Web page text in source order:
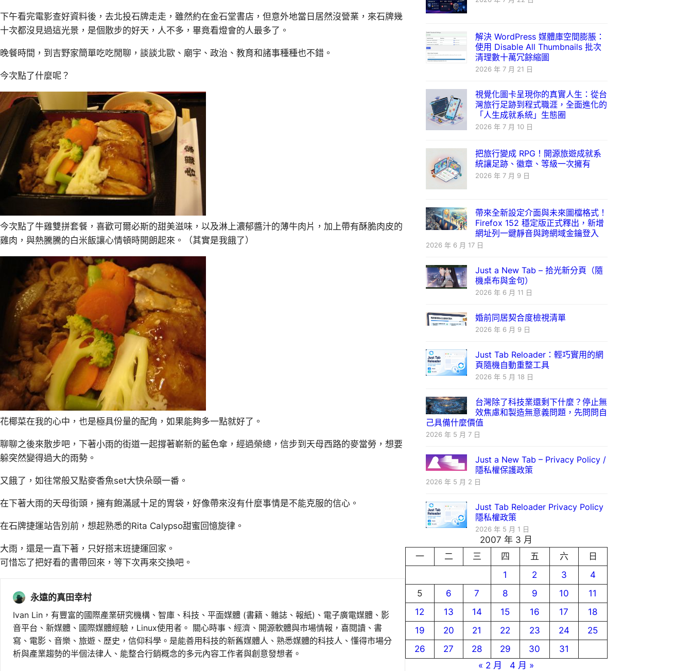
下午看完電影查好資料後，去北投石牌走走，雖然約在金石堂書店，但意外地當日居然沒營業，來石牌幾
十次都沒見過這光景，是個散步的好天，人不多，畢竟看燈會的人最多了。
晚餐時間，到吉野家簡單吃吃閒聊，談談北歐、廟宇、政治、教育和諸事種種也不錯。
今次點了什麼呢？
今次點了牛雞雙拼套餐，喜歡可爾必斯的甜美滋味，以及淋上濃郁醬汁的薄牛肉片，加上帶有酥脆肉皮的
雞肉，與熱騰騰的白米飯讓心情頓時開朗起來。（其實是我餓了）
花椰菜在我的心中，也是極具份量的配角，如果能夠多一點就好了。
聊聊之後來散步吧，下著小雨的街道一起撐著嶄新的藍色傘，經過榮總，信步到天母西路的麥當勞，想要
躲突然變得過大的雨勢。
又餓了，如往常般又點麥香魚set大快朵頤一番。
在下著大雨的天母街頭，擁有飽滿感十足的胃袋，好像帶來沒有什麼事情是不能克服的信心。
在石牌捷運站告別前，想起熟悉的Rita Calypso甜蜜回憶旋律。
大雨，還是一直下著，只好搭末班捷運回家。
可惜忘了把好看的書帶回來，等下次再來交換吧。
永遠的真田幸村
Ivan Lin，有豐富的國際產業研究機構、智庫、科技、平面媒體 (書籍、雜誌、報紙)、電子廣電媒體、影
音平台、新媒體、國際媒體經驗，Linux使用者。 關心時事、經濟、開源軟體與市場情報，喜閱讀、書
寫、電影、音樂、旅遊、歷史，信仰科學。是能善用科技的新舊媒體人、熟悉媒體的科技人、懂得市場分
析與產業趨勢的半個法律人、能整合行銷概念的多元內容工作者與創意發想者。
解決 WordPress 媒體庫空間膨脹：
使用 Disable All Thumbnails 批次
清理數十萬冗餘縮圖
2026 年 7 月 21 日
視覺化圖卡呈現你的真實人生：從台
灣旅行足跡到程式職涯，全面進化的
「人生成就系統」生態圈
2026 年 7 月 10 日
把旅行變成 RPG！開源旅遊成就系
統讓足跡、徽章、等級一次擁有
2026 年 7 月 9 日
帶來全新設定介面與未來圖檔格式！
Firefox 152 穩定版正式釋出，新增
網址列一鍵靜音與跨網域金鑰登入
2026 年 6 月 17 日
Just a New Tab – 拾光新分頁（隨
機桌布與金句）
2026 年 6 月 11 日
婚前同居契合度檢視清單
2026 年 6 月 9 日
Just Tab Reloader：輕巧實用的網
頁隨機自動重整工具
2026 年 5 月 18 日
台灣除了科技業還剩下什麼？停止無
效焦慮和製造無意義問題，先問問自
己具備什麼價值
2026 年 5 月 7 日
Just a New Tab – Privacy Policy /
隱私權保護政策
2026 年 5 月 2 日
Just Tab Reloader Privacy Policy
隱私權政策
2026 年 5 月 1 日
2007 年 3 月
一
二 三 四 五 六
日
1
2 3
4
5
6 7 8 9 10
11
12
13 14 15 16 17
18
19
20 21 22 23 24
25
26
27 28 29 30
31
« 2 月
4 月 »